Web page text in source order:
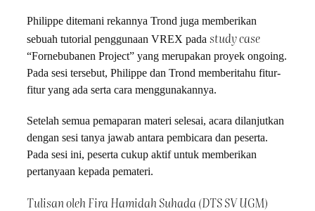
Philippe ditemani rekannya Trond juga memberikan
sebuah tutorial penggunaan VREX pada study case
“Fornebubanen Project” yang merupakan proyek ongoing.
Pada sesi tersebut, Philippe dan Trond memberitahu fitur-
fitur yang ada serta cara menggunakannya.
Setelah semua pemaparan materi selesai, acara dilanjutkan
dengan sesi tanya jawab antara pembicara dan peserta.
Pada sesi ini, peserta cukup aktif untuk memberikan
pertanyaan kepada pemateri.
Tulisan oleh Fira Hamidah Suhada (DTS SV UGM)